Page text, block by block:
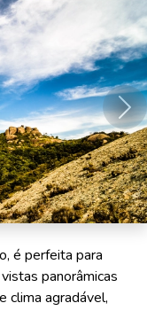
é perfeita para
panorâmicas
clima agradável,